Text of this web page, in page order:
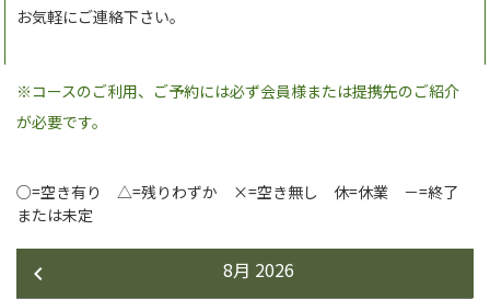
お気軽にご連絡下さい。
※コースのご利用、ご予約には必ず会員様または提携先のご紹介
が必要です。
○=空き有り △=残りわずか ×=空き無し 休=休業 －=終了
または未定
8月 2026